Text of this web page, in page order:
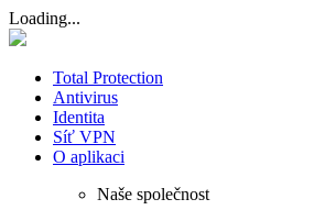
Loading...
Total Protection
Antivirus
Identita
Síť VPN
O aplikaci
Naše společnost